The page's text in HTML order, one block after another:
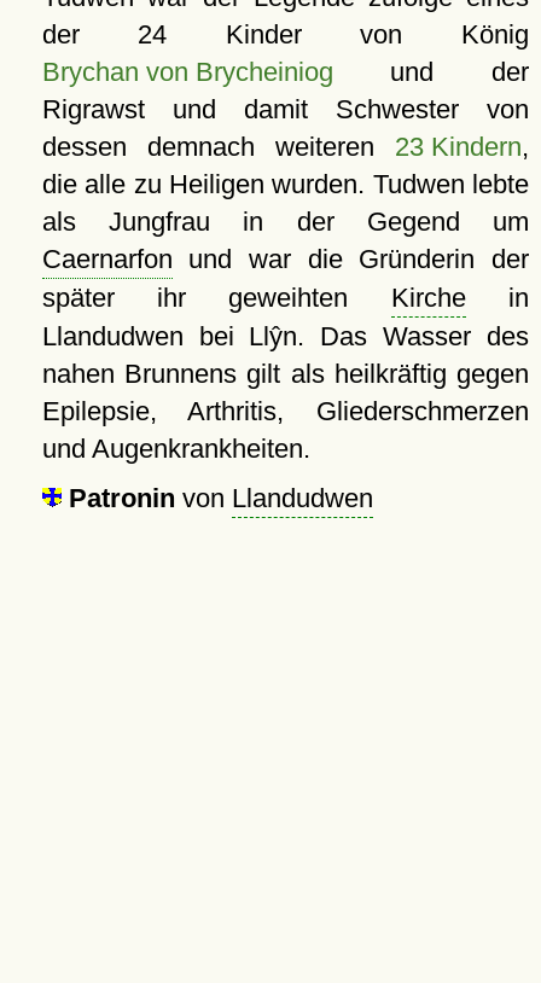
der 24 Kinder von König
Brychan von Brycheiniog und der
Rigrawst und damit Schwester von
dessen demnach weiteren 23 Kindern,
die alle zu Heiligen wurden. Tudwen lebte
als Jungfrau in der Gegend um
Caernarfon und war die Gründerin der
später ihr geweihten Kirchein
Llandudwen bei Llŷn. Das Wasser des
nahen Brunnens gilt als heilkräftig gegen
Epilepsie, Arthritis, Gliederschmerzen
und Augenkrankheiten.
Patronin von Llandudwen